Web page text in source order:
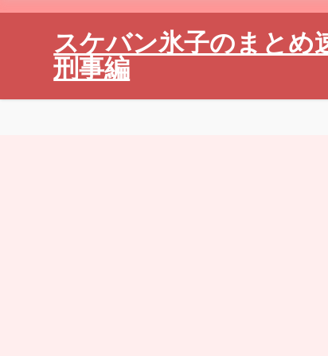
スケバン氷子のまとめ
刑事編